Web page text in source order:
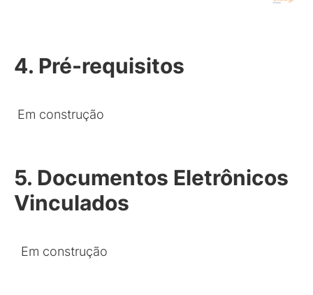
4. Pré-requisitos
Em construção
5. Documentos Eletrônicos
Vinculados
Em construção